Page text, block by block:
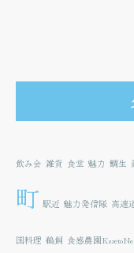
飲み会 雑貨 食堂 魅力 鯛生
町 駅近 魅力発信隊 高速
国料理 鵜飼 食感農園KazetoNe